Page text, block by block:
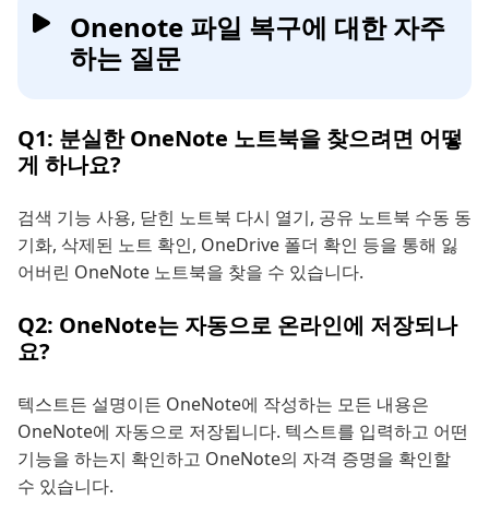
Onenote 파일 복구에 대한 자주
하는 질문
Q1: 분실한 OneNote 노트북을 찾으려면 어떻
게 하나요?
검색 기능 사용, 닫힌 노트북 다시 열기, 공유 노트북 수동 동
기화, 삭제된 노트 확인, OneDrive 폴더 확인 등을 통해 잃
어버린 OneNote 노트북을 찾을 수 있습니다.
Q2: OneNote는 자동으로 온라인에 저장되나
요?
텍스트든 설명이든 OneNote에 작성하는 모든 내용은
OneNote에 자동으로 저장됩니다. 텍스트를 입력하고 어떤
기능을 하는지 확인하고 OneNote의 자격 증명을 확인할
수 있습니다.